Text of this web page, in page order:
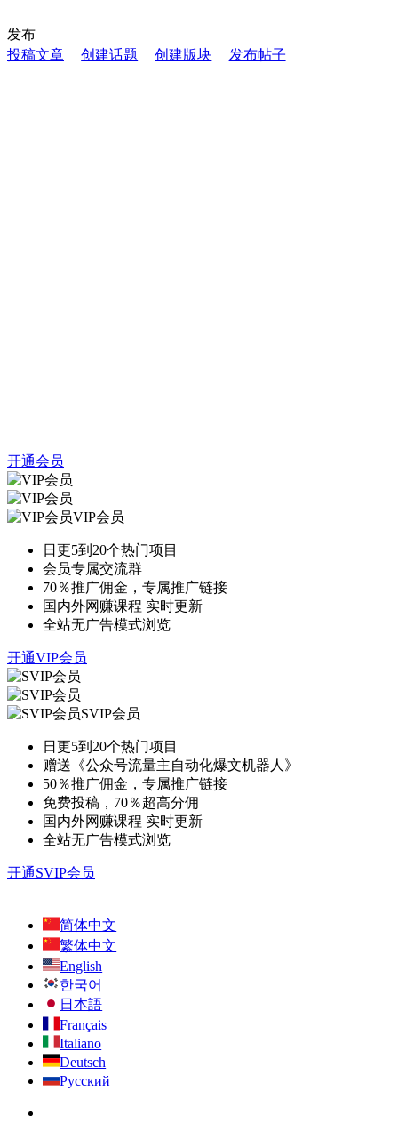
发布
投稿文章
创建话题 创建版块 发布帖子
开通会员
VIP会员
日更5到20个热门项目
会员专属交流群
70％推广佣金，专属推广链接
国内外网赚课程 实时更新
全站无广告模式浏览
开通VIP会员
SVIP会员
日更5到20个热门项目
赠送《公众号流量主自动化爆文机器人》
50％推广佣金，专属推广链接
免费投稿，70％超高分佣
国内外网赚课程 实时更新
全站无广告模式浏览
开通SVIP会员
简体中文
繁体中文
English
한국어
日本語
Français
Italiano
Deutsch
Русский